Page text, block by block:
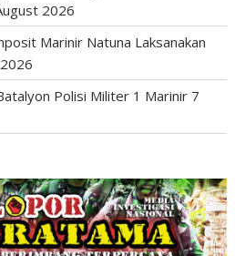
2026
Marinir Natuna Laksanakan
Polisi Militer 1 Marinir 7